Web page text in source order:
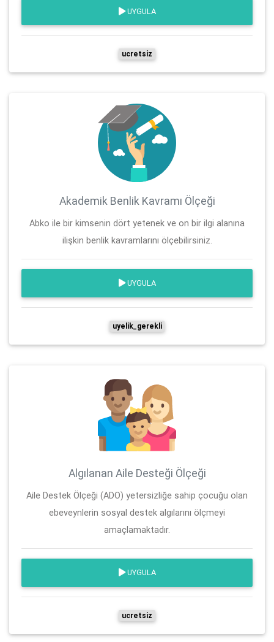
UYGULA
ucretsiz
Akademik Benlik Kavramı Ölçeği
Abko ile bir kimsenin dört yetenek ve on bir ilgi alanına
ilişkin benlik kavramlarını ölçebilirsiniz.
UYGULA
uyelik_gerekli
Algılanan Aile Desteği Ölçeği
Aile Destek Ölçeği (ADO) yetersizliğe sahip çocuğu olan
ebeveynlerin sosyal destek algılarını ölçmeyi
amaçlamaktadır.
UYGULA
ucretsiz